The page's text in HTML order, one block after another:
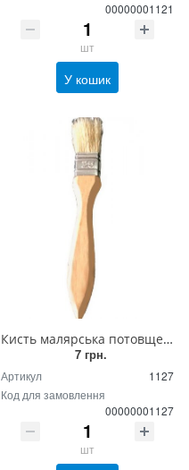
00000001121
шт
У кошик
Кисть малярська потовщена 25/12
7 грн.
Артикул
1127
Код для замовлення
00000001127
шт